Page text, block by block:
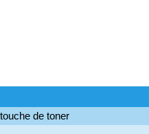
de toner